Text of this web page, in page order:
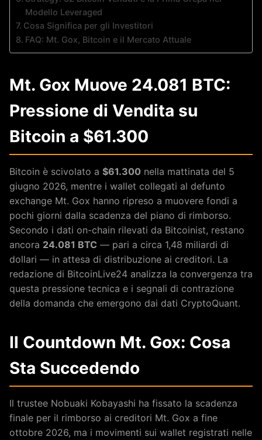
Modello Leveraged
Cosa Significa per gli Investitori
FAQ: Mt. Gox, Bitcoin e il Mercato Attuale
Mt. Gox Muove 24.081 BTC:
Pressione di Vendita su
Bitcoin a $61.300
Bitcoin è scivolato a $61.300 nella mattinata del 5
giugno 2026, mentre i wallet collegati al defunto
exchange Mt. Gox hanno ripreso a muovere fondi a
pochi giorni dalla scadenza del piano di rimborso.
Secondo i dati on-chain rilevati da Bitcoinist, restano
ancora 24.081 BTC — pari a circa 1,48 miliardi di
dollari — in attesa di distribuzione ai creditori. La
redazione di BitcoinLive24 analizza la convergenza tra
questa pressione tecnica e i segnali di contrazione
della domanda che emergono dai dati CryptoQuant.
Il Countdown Mt. Gox: Cosa
Sta Succedendo
Il trustee Nobuaki Kobayashi ha fissato la scadenza
finale per il rimborso ai creditori Mt. Gox a fine
ottobre 2026, ma i movimenti sui wallet registrati nelle